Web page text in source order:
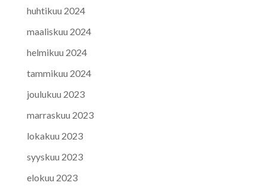
huhtikuu 2024
maaliskuu 2024
helmikuu 2024
tammikuu 2024
joulukuu 2023
marraskuu 2023
lokakuu 2023
syyskuu 2023
elokuu 2023